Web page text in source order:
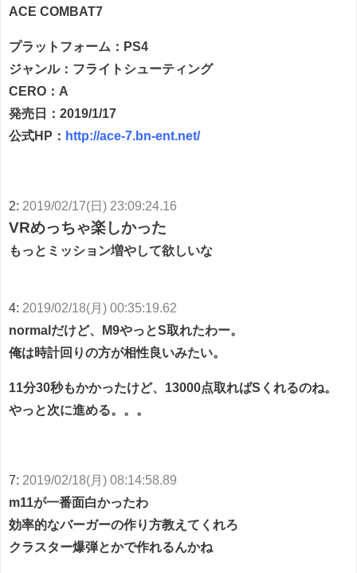
ACE COMBAT7
プラットフォーム：PS4
ジャンル：フライトシューティング
CERO：A
発売日：2019/1/17
公式HP： http://ace-7.bn-ent.net/
2: 2019/02/17(日) 23:09:24.16
VRめっちゃ楽しかった
もっとミッション増やして欲しいな
4: 2019/02/18(月) 00:35:19.62
normalだけど、M9やっとS取れたわー。
俺は時計回りの方が相性良いみたい。
11分30秒もかかったけど、13000点取ればSくれるのね。
やっと次に進める。。。
7: 2019/02/18(月) 08:14:58.89
m11が一番面白かったわ
効率的なバーガーの作り方教えてくれろ
クラスター爆弾とかで作れるんかね